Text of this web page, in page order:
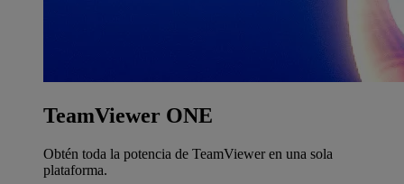
TeamViewer ONE
Obtén toda la potencia de TeamViewer en una sola
plataforma.